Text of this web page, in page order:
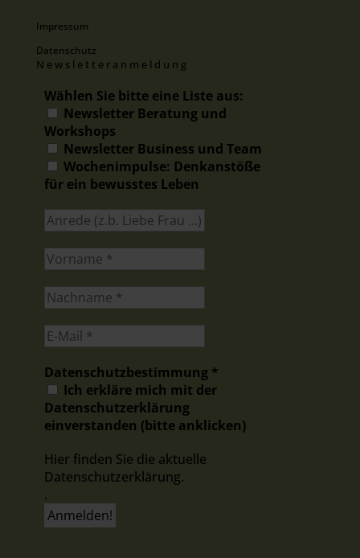
Impressum
Datenschutz
Newsletteranmeldung
Wählen Sie bitte eine Liste aus:
Newsletter Beratung und
Workshops
Newsletter Business und Team
Wochenimpulse: Denkanstöße
für ein bewusstes Leben
Datenschutzbestimmung *
Ich erkläre mich mit der
Datenschutzerklärung
einverstanden (bitte anklicken)
Hier finden Sie die aktuelle
Datenschutzerklärung.
.